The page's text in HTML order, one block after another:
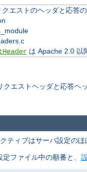
クエストのヘッダと応答
は Apache 2.0 以
クエストヘッダと応答ヘ
ティブはサーバ設定の
ファイル中の順番と、